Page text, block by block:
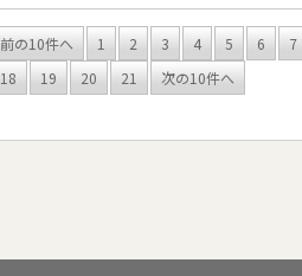
前の10件へ 1 2 3 4 5 6 7
18
19 20 21 次の10件へ